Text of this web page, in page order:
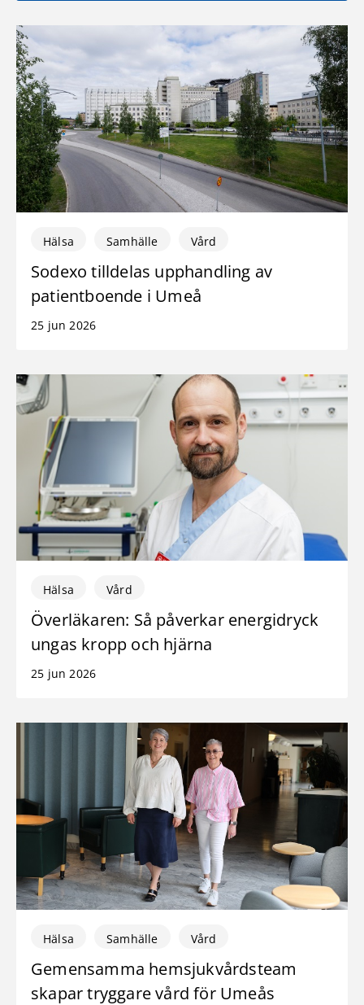
Hälsa Samhälle Vård
Sodexo tilldelas upphandling av
patientboende i Umeå
25 jun 2026
Hälsa Vård
Överläkaren: Så påverkar energidryck
ungas kropp och hjärna
25 jun 2026
Hälsa Samhälle Vård
Gemensamma hemsjukvårdsteam
skapar tryggare vård för Umeås